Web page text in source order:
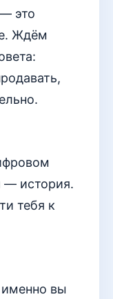
это
Ждём
— история.
тебя к
вы